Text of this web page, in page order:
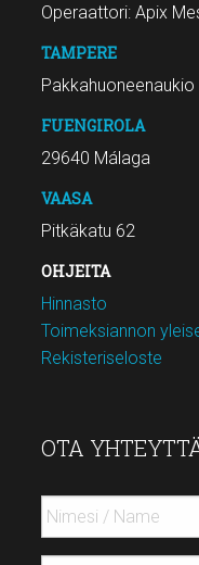
Operaattori: Apix
TAMPERE
Pakkahuoneenaukio
FUENGIROLA
29640 Málaga
VAASA
Pitkäkatu 62
OHJEITA
Hinnasto
Toimeksiannon
Rekisteriseloste
OTA